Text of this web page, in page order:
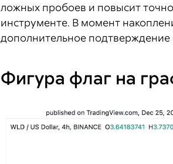
ложных пробоев и повысит
инструменте. В момент
дополнительное подтверждение
Фигура флаг на